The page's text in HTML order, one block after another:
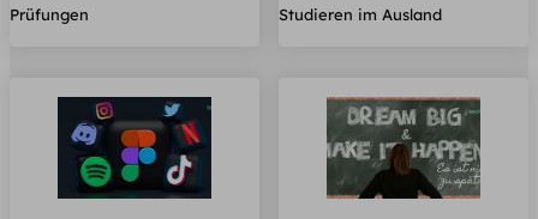
Prüfungen Studieren im Ausland